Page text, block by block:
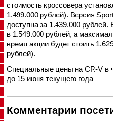
стоимость кроссовера
1.499.000 рублей). Версия
доступна за 1.439.000
в 1.549.000 рублей, а
время акции будет стоить
рублей).
Специальные цены на CR-V в
до 15 июня текущего года.
Комментарии